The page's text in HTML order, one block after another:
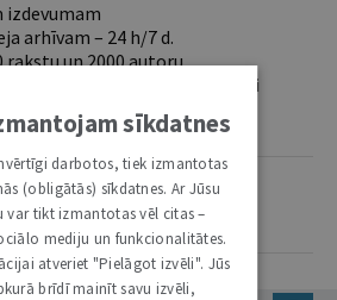
izdevumam
arhīvam – 24 h/7 d.
rakstu un 2000 autoru
un ikgadējie grāmatžurnāli
– piezīmes, citāti, mapes
sīkdatnes
darbotos, tiek izmantotas
(obligātās) sīkdatnes. Ar Jūsu
var tikt izmantotas vēl citas –
mediju un funkcionalitātes.
atveriet "Pielāgot izvēli". Jūs
brīdī mainīt savu izvēli,